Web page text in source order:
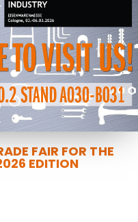
FAIR FOR THE
EDITION